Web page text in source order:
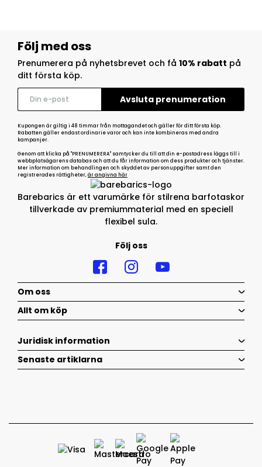
Barebarics är ett varumärke för stilrena barfotaskor
tillverkade av premiummaterial med en speciell
flexibel sula.
Följ oss
Följ med oss
Prenumerera på nyhetsbrevet och få 10% rabatt på
ditt första köp.
Kupongen är giltig i 48 timmar från mottagandet och gäller för ditt första köp.
Rabatten gäller endast ordinarie varor och kan inte kombineras med andra
kampanjer.
Genom att klicka på "PRENUMERERA" samtycker du till att din e-postadress läggs till i
webbplatsägarens databas och att du får information om dess produkter och tjänster.
Mer information om behandlingen och skyddet av personuppgifter samt den
registrerades rättigheter,är angivna här
Om oss
Allt om köp
Juridisk information
Senaste artiklarna